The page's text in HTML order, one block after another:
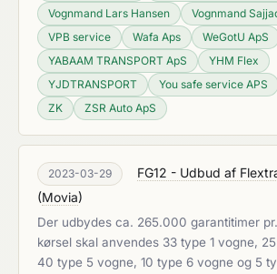
Vognmand Lars Hansen
Vognmand
VPB service
Wafa Aps WeGotU ApS
YABAAM TRANSPORT ApS
YHM Flex
YJDTRANSPORT
You safe service APS
ZK
ZSR Auto ApS
2023-03-29
FG12 - Udbud af
(Movia)
Der udbydes ca. 265.000 garantitimer
kørsel skal anvendes 33 type 1 vogne,
40 type 5 vogne, 10 type 6 vogne og 5